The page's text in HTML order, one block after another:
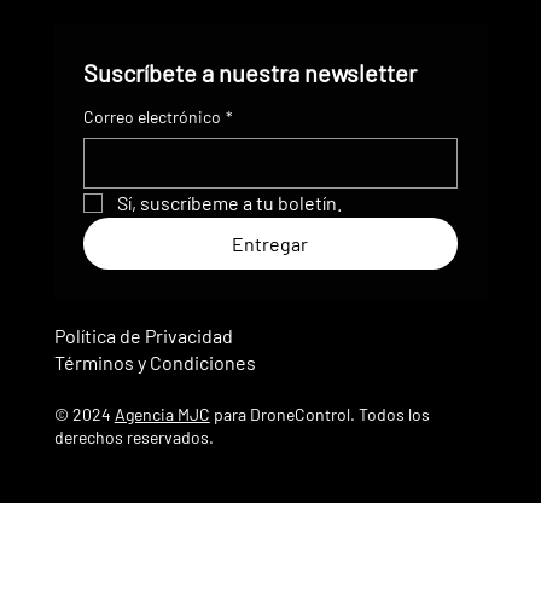
Suscríbete a nuestra newsletter
Correo electrónico *
Sí, suscríbeme a tu boletín.
Entregar
© 2024 Agencia MJC para DroneControl. Todos los
derechos reservados.
Términos y Condiciones
Política de Privacidad